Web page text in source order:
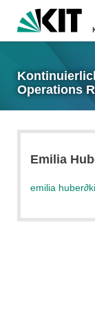
Operations
Emilia
emilia huber∂